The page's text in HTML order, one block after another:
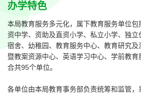
办学特色
本局教育服务多元化，属下教育服务单位
资中学、资助及直资小学、私立小学、独立
宿舍、幼稚园、教育服务中心、教育研究
暨教案资源中心、英语学习中心、学前教
合共95个单位。
各单位由本局教育事务部负责统筹和监管